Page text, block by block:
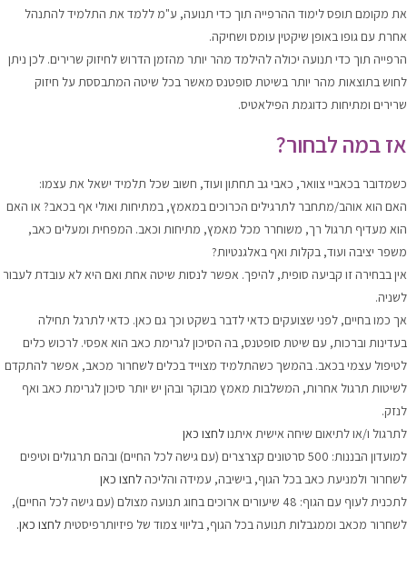
את מקומם תופס לימוד ההרפייה תוך כדי תנועה, ע"מ ללמד את התלמיד להתנהל
אחרת עם גופו באופן שיקטין עומס ושחיקה.
הרפייה תוך כדי תנועה יכולה להילמד מהר יותר מהזמן הדרוש לחיזוק שרירים. לכן ניתן
לחוש בתוצאות מהר יותר בשיטת סופטנס מאשר בכל שיטה המתבססת על חיזוק
שרירים ומתיחות כדוגמת הפילאטיס.
אז במה לבחור?
כשמדובר בכאביי צוואר, כאבי גב תחתון ועוד, חשוב שכל תלמיד ישאל את עצמו:
האם הוא אוהב/מתחבר לתרגילים הכרוכים במאמץ, במתיחות ואולי אף בכאב? או האם
הוא מעדיף תרגול רך, משוחרר מכל מאמץ, מתיחות וכאב. המפחית ומעלים כאב,
משפר יציבה ועוד, בקלות ואף באלגנטיות?
אין בבחירה זו קביעה סופית, להיפך. אפשר לנסות שיטה אחת ואם היא לא עובדת לעבור
לשניה.
אך כמו בחיים, לפני שצועקים כדאי לדבר בשקט וכך גם כאן. כדאי לתרגל תחילה
בעדינות וברכות, עם שיטת סופטנס, בה הסיכון לגרימת כאב הוא אפסי. לרכוש כלים
לטיפול עצמי בכאב. בהמשך כשהתלמיד מצוייד בכלים לשחרור מכאב, אפשר להתקדם
לשיטות תרגול אחרות, המשלבות מאמץ מבוקר ובהן יש יותר סיכון לגרימת כאב ואף
לנזק.
לתרגול ו/או לתיאום שיחה אישית איתנולחצו כאן
למועדון הבננות: 500 סרטונים קצרצרים (עם גישה לכל החיים) ובהם תרגולים וטיפים
לשחרור ולמניעת כאב בכל הגוף, בישיבה, עמידה והליכהלחצו כאן
לתכנית לעוף עם הגוף: 48 שיעורים ארוכים בחוג תנועה מצולם (עם גישה לכל החיים),
לשחרור מכאב וממגבלות תנועה בכל הגוף, בליווי צמוד של פיזיותרפיסטיתלחצו כאן.